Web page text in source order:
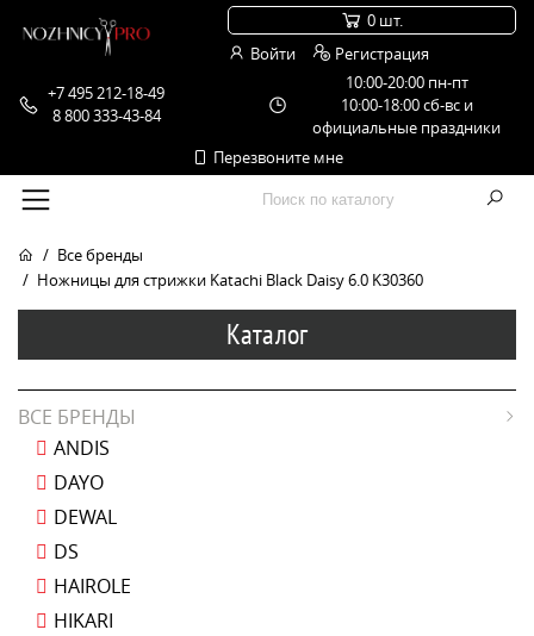
+7 495 212-18-49
8 800 333-43-84
10:00-20:00 пн-пт
10:00-18:00 сб-вс и
официальные праздники
Перезвоните мне
0 шт.
Войти
Регистрация
Все бренды
Ножницы для стрижки Katachi Black Daisy 6.0 K30360
Каталог
ВСЕ БРЕНДЫ
ANDIS
DAYO
DEWAL
DS
HAIROLE
HIKARI